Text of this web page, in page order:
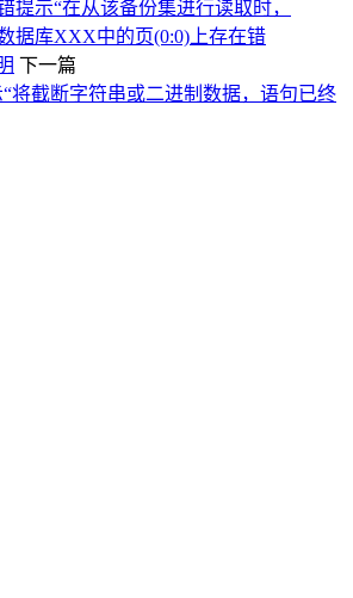
提示“在从该备份集进行读取时，
据库XXX中的页(0:0)上存在错
下一篇
将截断字符串或二进制数据，语句已终